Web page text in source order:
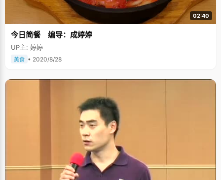
02:40
今日简餐 编导：成婷婷
UP主: 婷婷
美食 • 2020/8/28